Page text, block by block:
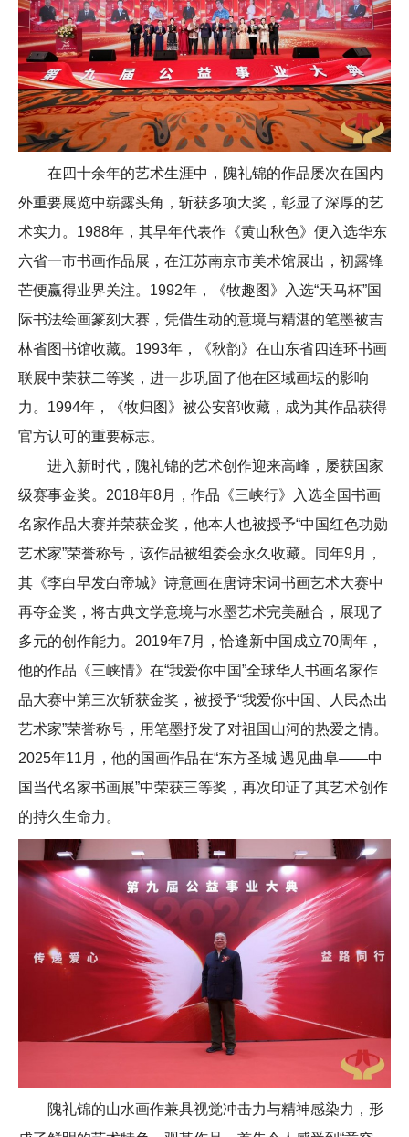
在四十余年的艺术生涯中，隗礼锦的作品屡次在国内
外重要展览中崭露头角，斩获多项大奖，彰显了深厚的艺
术实力。1988年，其早年代表作《黄山秋色》便入选华东
六省一市书画作品展，在江苏南京市美术馆展出，初露锋
芒便赢得业界关注。1992年，《牧趣图》入选“天马杯”国
际书法绘画篆刻大赛，凭借生动的意境与精湛的笔墨被吉
林省图书馆收藏。1993年，《秋韵》在山东省四连环书画
联展中荣获二等奖，进一步巩固了他在区域画坛的影响
力。1994年，《牧归图》被公安部收藏，成为其作品获得
官方认可的重要标志。
进入新时代，隗礼锦的艺术创作迎来高峰，屡获国家
级赛事金奖。2018年8月，作品《三峡行》入选全国书画
名家作品大赛并荣获金奖，他本人也被授予“中国红色功勋
艺术家”荣誉称号，该作品被组委会永久收藏。同年9月，
其《李白早发白帝城》诗意画在唐诗宋词书画艺术大赛中
再夺金奖，将古典文学意境与水墨艺术完美融合，展现了
多元的创作能力。2019年7月，恰逢新中国成立70周年，
他的作品《三峡情》在“我爱你中国”全球华人书画名家作
品大赛中第三次斩获金奖，被授予“我爱你中国、人民杰出
艺术家”荣誉称号，用笔墨抒发了对祖国山河的热爱之情。
2025年11月，他的国画作品在“东方圣城 遇见曲阜——中
国当代名家书画展”中荣获三等奖，再次印证了其艺术创作
的持久生命力。
隗礼锦的山水画作兼具视觉冲击力与精神感染力，形